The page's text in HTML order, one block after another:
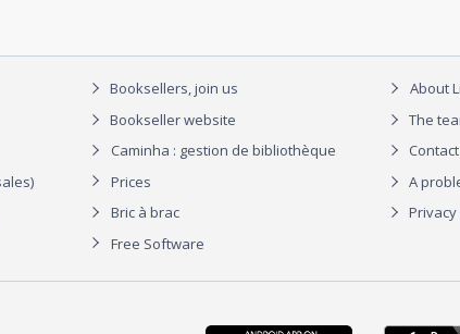
Booksellers, join us
Bookseller website
Caminha : gestion de bibliothèque
Prices
Bric à brac
Free Software
About
The
A